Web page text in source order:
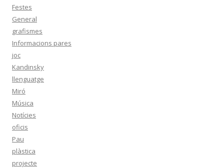
Festes
General
grafismes
Informacions pares
joc
Kandinsky
llenguatge
Miró
Música
Notícies
oficis
Pau
plàstica
projecte